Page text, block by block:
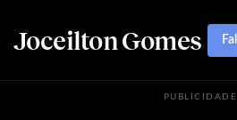
Joceilton Gomes
PUBLICIDADE